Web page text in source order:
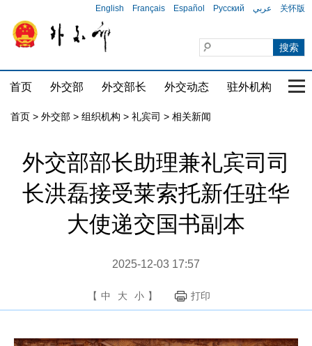
English Français Español Русский عربي 关怀版
首页 外交部 外交部长 外交动态 驻外机构 国
首页 > 外交部 > 组织机构 > 礼宾司 > 相关新闻
外交部部长助理兼礼宾司司
长洪磊接受莱索托新任驻华
大使递交国书副本
2025-12-03 17:57
【 中 大 小 】 打印